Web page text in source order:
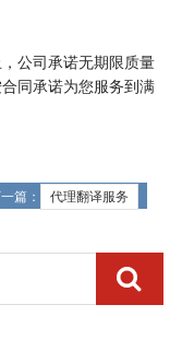
公司承诺无期限质量
同承诺为您服务到满
篇： 代理翻译服务